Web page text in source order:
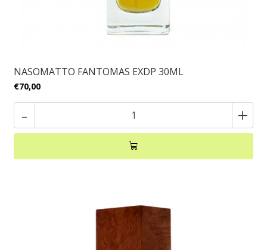
NASOMATTO FANTOMAS EXDP 30ML
€70,00
- +